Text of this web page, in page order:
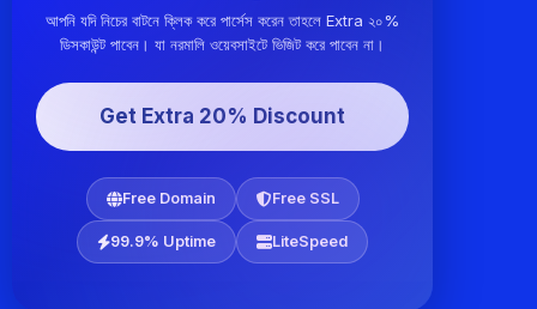
আপনি যদি নিচের বাটনে ক্লিক করে পার্সেস করেন তাহলে Extra ২০%
ডিসকাউন্ট পাবেন। যা নরমালি ওয়েবসাইটে ভিজিট করে পাবেন না।
Get Extra 20% Discount
Free Domain Free SSL
99.9% Uptime LiteSpeed